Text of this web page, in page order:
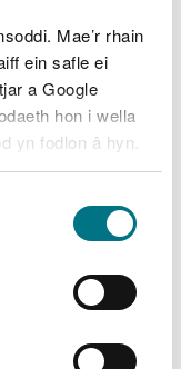
Mae’r rhain
ein safle ei
a Google
hon i wella
yn fodlon â hyn.
dewis.
i chi ddewis.
ohebiaeth gan
ac e-byst -
hyn y cytunwyd
gyngor ar
effeithio arnynt
anghydfodau